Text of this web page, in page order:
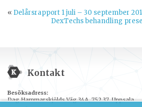
« Delårsrapport 1 juli – 30 september
DexTechs behandling
Kontakt
Besöksadress:
Dag Hammarskjölds Väg 34A, 752 37 Uppsala